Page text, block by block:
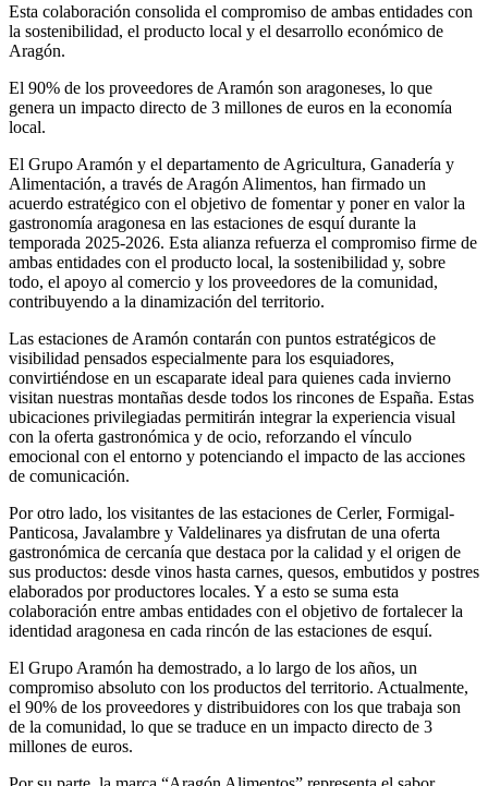
Esta colaboración consolida el compromiso de ambas entidades con
la sostenibilidad, el producto local y el desarrollo económico de
Aragón.
El 90% de los proveedores de Aramón son aragoneses, lo que
genera un impacto directo de 3 millones de euros en la economía
local.
El Grupo Aramón y el departamento de Agricultura, Ganadería y
Alimentación, a través de Aragón Alimentos, han firmado un
acuerdo estratégico con el objetivo de fomentar y poner en valor la
gastronomía aragonesa en las estaciones de esquí durante la
temporada 2025-2026. Esta alianza refuerza el compromiso firme de
ambas entidades con el producto local, la sostenibilidad y, sobre
todo, el apoyo al comercio y los proveedores de la comunidad,
contribuyendo a la dinamización del territorio.
Las estaciones de Aramón contarán con puntos estratégicos de
visibilidad pensados especialmente para los esquiadores,
convirtiéndose en un escaparate ideal para quienes cada invierno
visitan nuestras montañas desde todos los rincones de España. Estas
ubicaciones privilegiadas permitirán integrar la experiencia visual
con la oferta gastronómica y de ocio, reforzando el vínculo
emocional con el entorno y potenciando el impacto de las acciones
de comunicación.
Por otro lado, los visitantes de las estaciones de Cerler, Formigal-
Panticosa, Javalambre y Valdelinares ya disfrutan de una oferta
gastronómica de cercanía que destaca por la calidad y el origen de
sus productos: desde vinos hasta carnes, quesos, embutidos y postres
elaborados por productores locales. Y a esto se suma esta
colaboración entre ambas entidades con el objetivo de fortalecer la
identidad aragonesa en cada rincón de las estaciones de esquí.
El Grupo Aramón ha demostrado, a lo largo de los años, un
compromiso absoluto con los productos del territorio. Actualmente,
el 90% de los proveedores y distribuidores con los que trabaja son
de la comunidad, lo que se traduce en un impacto directo de 3
millones de euros.